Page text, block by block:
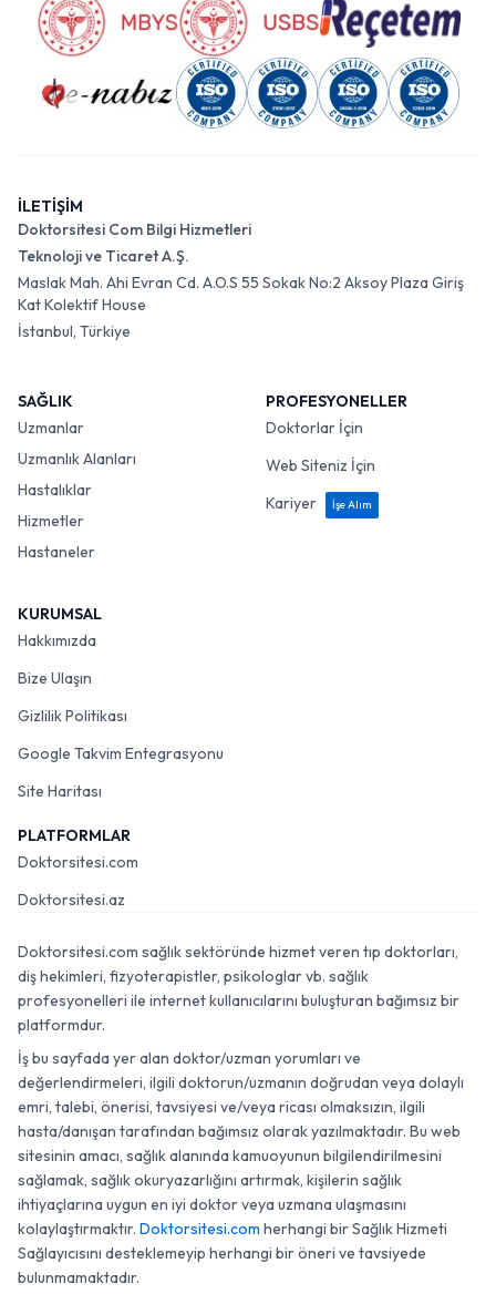
İLETİŞİM
Doktorsitesi Com Bilgi Hizmetleri
Teknoloji ve Ticaret A.Ş.
Maslak Mah. Ahi Evran Cd. A.O.S 55 Sokak No:2 Aksoy Plaza Giriş
Kat Kolektif House
İstanbul, Türkiye
SAĞLIK
Uzmanlar
Uzmanlık Alanları
Hastalıklar
Hizmetler
Hastaneler
PROFESYONELLER
Doktorlar İçin
Web Siteniz İçin
Kariyer
İşe Alım
KURUMSAL
Hakkımızda
Bize Ulaşın
Gizlilik Politikası
Google Takvim Entegrasyonu
Site Haritası
PLATFORMLAR
Doktorsitesi.com
Doktorsitesi.az
Doktorsitesi.com sağlık sektöründe hizmet veren tıp doktorları,
diş hekimleri, fizyoterapistler, psikologlar vb. sağlık
profesyonelleri ile internet kullanıcılarını buluşturan bağımsız bir
platformdur.
İş bu sayfada yer alan doktor/uzman yorumları ve
değerlendirmeleri, ilgili doktorun/uzmanın doğrudan veya dolaylı
emri, talebi, önerisi, tavsiyesi ve/veya ricası olmaksızın, ilgili
hasta/danışan tarafından bağımsız olarak yazılmaktadır. Bu web
sitesinin amacı, sağlık alanında kamuoyunun bilgilendirilmesini
sağlamak, sağlık okuryazarlığını artırmak, kişilerin sağlık
ihtiyaçlarına uygun en iyi doktor veya uzmana ulaşmasını
kolaylaştırmaktır. Doktorsitesi.com herhangi bir Sağlık Hizmeti
Sağlayıcısını desteklemeyip herhangi bir öneri ve tavsiyede
bulunmamaktadır.